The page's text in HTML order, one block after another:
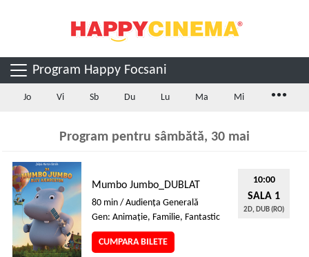
Program Happy Focsani
Jo Vi Sb Du Lu Ma Mi ...
Program pentru sâmbătă, 30 mai
Mumbo Jumbo_DUBLAT
80 min / Audienţa Generală
Gen: Animaţie, Familie, Fantastic
CUMPARA BILETE
10:00
SALA 1
2D, DUB (RO)